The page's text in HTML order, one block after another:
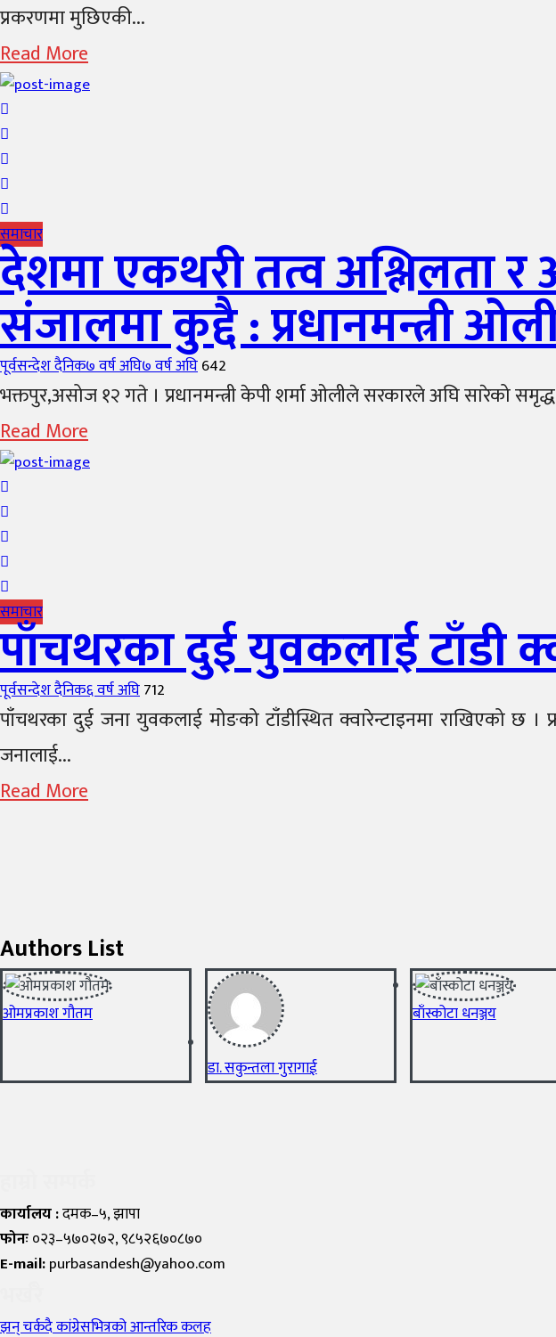
प्रकरणमा मुछिएकी...
Read More
समाचार
देशमा एकथरी तत्व अश्लिलता
संजालमा कुद्दै : प्रधानमन्त्री
Author
पूर्वसन्देश दैनिकPosted
on
७ वर्ष अघि७ वर्ष अघि642
भक्तपुर,असोज १२ गते । प्रधानमन्त्री केपी शर्मा ओलीले सरकारले अघि सारेको
Read More
समाचार
पाँचथरका दुई युवकलाई टाँडी
Author
पूर्वसन्देश दैनिकPosted
on
६ वर्ष अघि712
पाँचथरका दुई जना युवकलाई मोङको टाँडीस्थित क्वारेन्टाइनमा राखिएको
जनालाई...
Read More
Authors List
ओमप्रकाश गौतम
डा. सकुन्तला गुरागाई
बाँस्कोटा धनञ्जय
कार्यालय :दमक–५, झापा
फोनः०२३–५७०२७२, ९८५२६७०८७०
E-mail:purbasandesh@yahoo.com
झन् चर्कदै कांग्रेसभित्रको आन्तरिक कलह